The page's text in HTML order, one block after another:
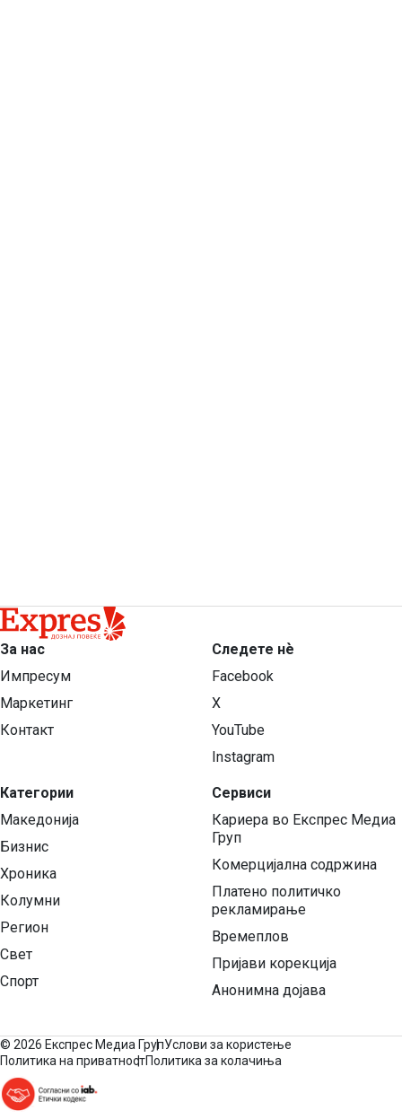
За нас
Импресум
Маркетинг
Контакт
Категории
Македонија
Бизнис
Хроника
Колумни
Регион
Свет
Спорт
Следете нѐ
Facebook
X
YouTube
Instagram
Сервиси
Кариера во Експрес Медиа
Груп
Комерцијална содржина
Платено политичко
рекламирање
Времеплов
Пријави корекција
Анонимна дојава
© 2026 Експрес Медиа ГрупУслови за користење
Политика на приватностПолитика за колачиња